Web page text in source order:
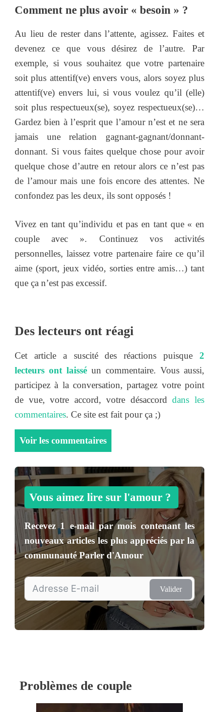
Comment ne plus avoir « besoin » ?
Au lieu de rester dans l’attente, agissez. Faites et
devenez ce que vous désirez de l’autre. Par
exemple, si vous souhaitez que votre partenaire
soit plus attentif(ve) envers vous, alors soyez plus
attentif(ve) envers lui, si vous voulez qu’il (elle)
soit plus respectueux(se), soyez respectueux(se)…
Gardez bien à l’esprit que l’amour n’est et ne sera
jamais une relation gagnant-gagnant/donnant-
donnant. Si vous faites quelque chose pour avoir
quelque chose d’autre en retour alors ce n’est pas
de l’amour mais une fois encore des attentes. Ne
confondez pas les deux, ils sont opposés !
Vivez en tant qu’individu et pas en tant que « en
couple avec ». Continuez vos activités
personnelles, laissez votre partenaire faire ce qu’il
aime (sport, jeux vidéo, sorties entre amis…) tant
que ça n’est pas excessif.
Des lecteurs ont réagi
Cet article a suscité des réactions puisque 2
lecteurs ont laissé un commentaire. Vous aussi,
participez à la conversation, partagez votre point
de vue, votre accord, votre désaccorddans les
commentaires. Ce site est fait pour ça ;)
Voir les commentaires
Vous aimez lire sur l'amour ?
Recevez1 e-mail par mois contenant les
nouveaux articles les plus appréciés par la
communautéParler d'Amour
Valider
Problèmes de couple